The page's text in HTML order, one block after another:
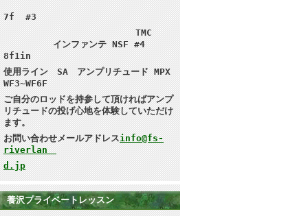
7f #3
TMC
インファンテ NSF #4
8f1in
使用ライン SA アンプリチュード MPX
WF3~WF6F
ご自分のロッドを持参して頂ければアンプ
リチュードの投げ心地を体験していただけ
ます。
お問い合わせメールアドレスinfo@fs-
riverlan
d.jp
養沢プライベートレッスン